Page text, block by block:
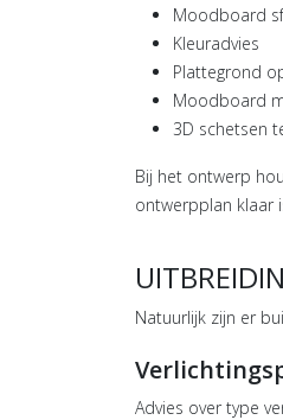
Moodboard
Kleuradvies
Plattegrond
Moodboard
3D schetsen
Bij het ontwerp
ontwerpplan klaar
Natuurlijk zijn er
Advies over type